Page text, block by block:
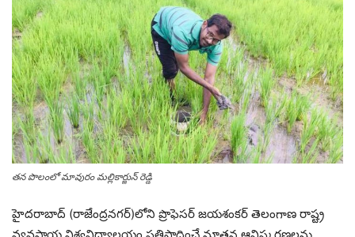
తన పొలంలో మావురం మల్లికార్జున్ రెడ్డి
హైదరాబాద్ (రాజేంద్రనగర్‌)లోని ప్రొఫెసర్ జయశంకర్ తెలంగాణ రాష్ట్ర
వ్యవసాయ విశ్వవిద్యాలయం ప్రతిపాదించే నూతన ఆవిష్కరణలను